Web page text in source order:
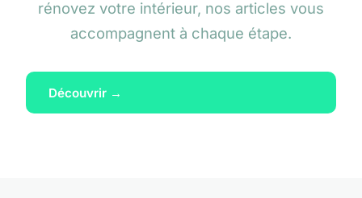
rénovez votre intérieur, nos articles vous
accompagnent à chaque étape.
Découvrir →